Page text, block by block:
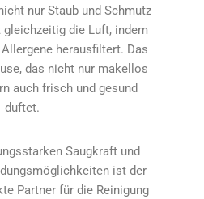
nur Staub und Schmutz
gleichzeitig die Luft, indem
herausfiltert. Das
das nicht nur makellos
auch frisch und gesund
duftet.
Saugkraft und
ist der
Partner für die Reinigung